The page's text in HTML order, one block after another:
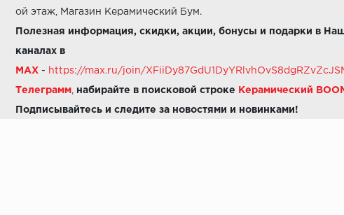
ой этаж, Магазин Керамический Бум.
Полезная информация, скидки, акции, бонусы и подарки в
каналах в
MAX - https://max.ru/join/
Телеграмм набирайте в поисковой строке Керамический
Подписывайтесь и следите за новостями и новинками!